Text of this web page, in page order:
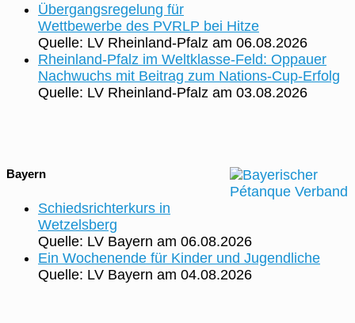
Übergangsregelung für
Wettbewerbe des PVRLP bei Hitze
Quelle: LV Rheinland-Pfalz am 06.08.2026
Rheinland‑Pfalz im Weltklasse‑Feld: Oppauer
Nachwuchs mit Beitrag zum Nations‑Cup‑Erfolg
Quelle: LV Rheinland-Pfalz am 03.08.2026
Bayern
Schiedsrichterkurs in
Wetzelsberg
Quelle: LV Bayern am 06.08.2026
Ein Wochenende für Kinder und Jugendliche
Quelle: LV Bayern am 04.08.2026